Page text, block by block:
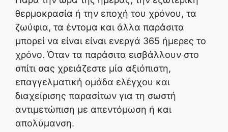
θερμοκρασία ή την εποχή του χρόνου, τα
ζωύφια, τα έντομα και άλλα παράσιτα
μπορεί να είναι είναι ενεργά 365 ήμερες το
χρόνο. Όταν τα παράσιτα εισβάλλουν στο
σπίτι σας χρειάζεστε μία αξιόπιστη,
επαγγελματική ομάδα ελέγχου και
διαχείρισης παρασίτων για τη σωστή
αντιμετώπιση με απεντόμωση ή και
απολύμανση.